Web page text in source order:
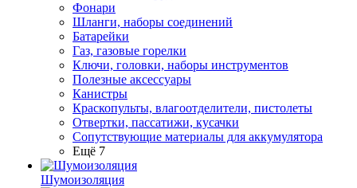
Фонари
Шланги, наборы соединений
Батарейки
Газ, газовые горелки
Ключи, головки, наборы инструментов
Полезные аксессуары
Канистры
Краскопульты, влагоотделители, пистолеты
Отвертки, пассатижи, кусачки
Сопутствующие материалы для аккумулятора
Ещё 7
Шумоизоляция